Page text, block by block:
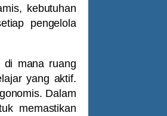
kebutuhan
pengelola
di mana ruang
yang aktif.
Dalam
memastikan